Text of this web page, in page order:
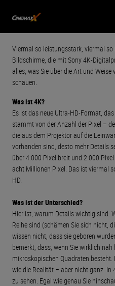
Viermal so leistungsstark, viermal so
Bildschirme, die mit Sony 4K-
alles, was Sie über die Art und
schauen.
Was ist 4K?
Es ist das neue Ultra-HD-Format,
stammt von der Anzahl der Pixel –
die aus dem Projektor auf die
vorhanden sind, desto mehr Details
über 4.000 Pixel breit und 2.000
acht Millionen Pixel. Das ist viermal
HD.
Was ist der Unterschied?
Hier ist, warum Details wichtig sind.
Reihe sind (schämen Sie sich nicht,
wissen nicht, dass sie geboren
bemerkt, dass, wenn Sie wirklich
mikroskopischen Quadraten
wie die Realität – aber nicht ganz. In
zu sehen. Egal wie genau Sie